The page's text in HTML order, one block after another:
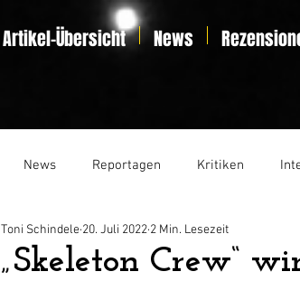
Artikel-Übersicht News
News Reportagen Kritiken
Home Entertainment Essay
„Skeleton Crew“
Toni Schindele 20. Juli 2022 2 Min. Lesezeit